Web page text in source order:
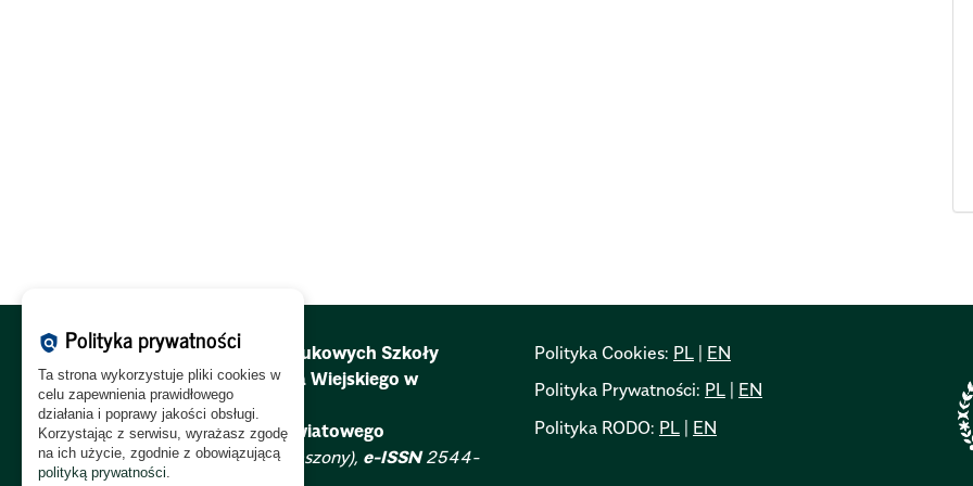
Redakcja Zeszytów Naukowych Szkoły
Głównej Gospodarstwa Wiejskiego w
Warszawie.
Problemy Rolnictwa Światowego
ISSN2081-6960 (zawieszony), e-ISSN2544-
Polityka Cookies: PL | EN
Polityka Prywatności: PL
EN
Polityka RODO: PL | EN
policy Polityka prywatności
Ta strona wykorzystuje pliki cookies w
celu zapewnienia prawidłowego
działania i poprawy jakości obsługi.
Korzystając z serwisu, wyrażasz zgodę
na ich użycie, zgodnie z obowiązującą
polityką prywatności